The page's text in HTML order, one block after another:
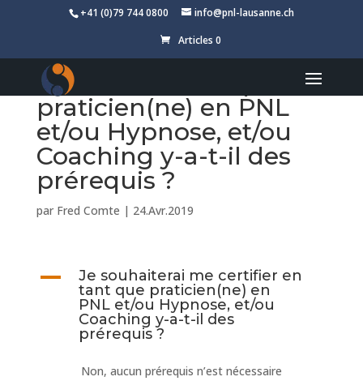
+41 (0)79 744 0800
info@pnl-lausanne.ch
Articles 0
Je souhaiterai me
certifier en tant que
praticien(ne) en PNL
et/ou Hypnose, et/ou
Coaching y-a-t-il des
prérequis ?
par Fred Comte | 24.Avr.2019
A
Je souhaiterai me certifier en
tant que praticien(ne) en
PNL et/ou Hypnose, et/ou
Coaching y-a-t-il des
prérequis ?
Non, aucun prérequis n’est nécessaire